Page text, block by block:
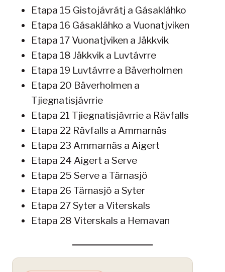
Etapa 15 Gistojávrátj a Gásakláhko
Etapa 16 Gásakláhko a Vuonatjviken
Etapa 17 Vuonatjviken a Jäkkvik
Etapa 18 Jäkkvik a Luvtávrre
Etapa 19 Luvtávrre a Bäverholmen
Etapa 20 Bäverholmen a
Tjiegnatisjávrrie
Etapa 21 Tjiegnatisjávrrie a Rävfalls
Etapa 22 Rävfalls a Ammarnäs
Etapa 23 Ammarnäs a Aigert
Etapa 24 Aigert a Serve
Etapa 25 Serve a Tärnasjö
Etapa 26 Tärnasjö a Syter
Etapa 27 Syter a Viterskals
Etapa 28 Viterskals a Hemavan